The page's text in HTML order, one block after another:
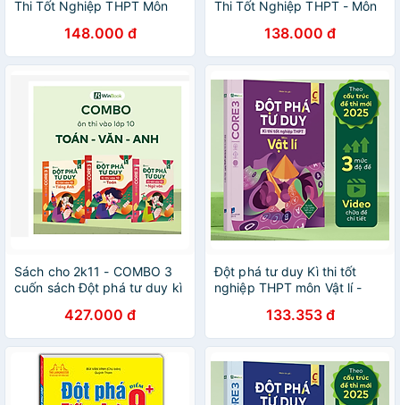
Thi Tốt Nghiệp THPT Môn
148.000 đ
Thi Tốt Nghiệp THPT - Môn
138.000 đ
Sách cho 2k11 - COMBO 3
cuốn sách Đột phá tư duy kì
Toán, Văn, Anh
427.000 đ
Đột phá tư duy Kì thi tốt
nghiệp THPT môn Vật lí -
bản Dân Trí - WinBooks
133.353 đ